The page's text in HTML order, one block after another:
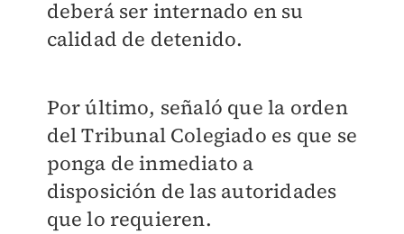
deberá ser internado en su
calidad de detenido.
Por último, señaló que la orden
del Tribunal Colegiado es que se
ponga de inmediato a
disposición de las autoridades
que lo requieren.